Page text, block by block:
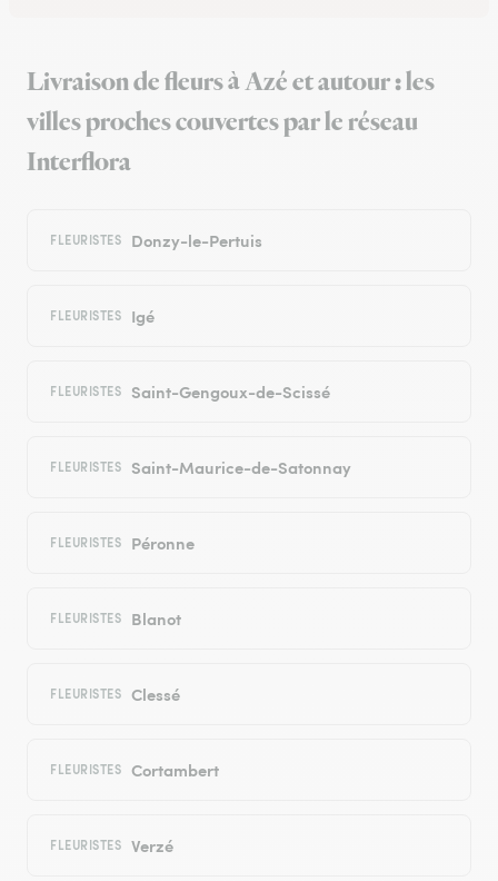
Livraison de fleurs à Azé et autour : les
villes proches couvertes par le réseau
Interflora
FLEURISTES Donzy-le-Pertuis
FLEURISTES Igé
FLEURISTES Saint-Gengoux-de-Scissé
FLEURISTES Saint-Maurice-de-Satonnay
FLEURISTES Péronne
FLEURISTES Blanot
FLEURISTES Clessé
FLEURISTES Cortambert
FLEURISTES Verzé